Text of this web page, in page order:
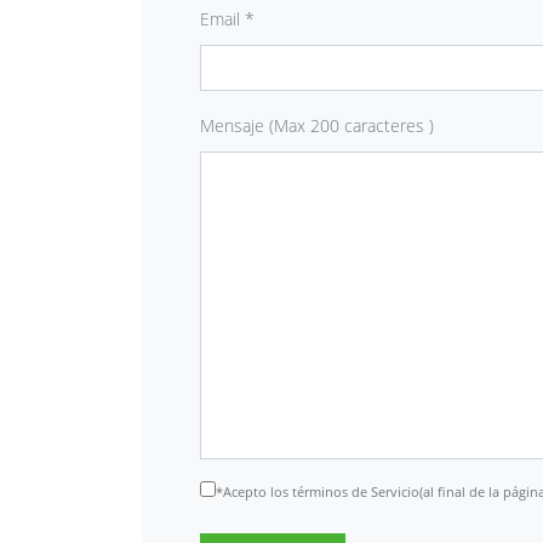
Email *
Mensaje (Max 200 caracteres )
*Acepto los términos de Servicio(al final de la